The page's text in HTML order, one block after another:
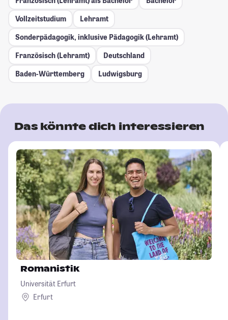
Vollzeitstudium
Lehramt
Sonderpädagogik, inklusive Pädagogik (Lehramt)
Französisch (Lehramt)
Deutschland
Baden-Württemberg
Ludwigsburg
Das könnte dich interessieren
Romanistik
Universität Erfurt
Erfurt